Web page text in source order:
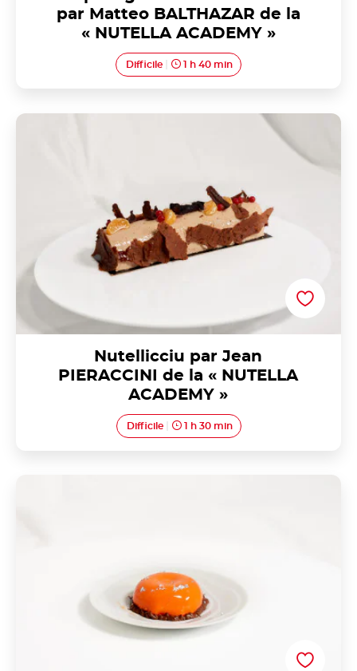
par Matteo BALTHAZAR de la
« NUTELLA ACADEMY »
Difficile 1 h 40 min
Nutellicciu par Jean PIERACCINI de la « NUTELLA
Nutellicciu par Jean
PIERACCINI de la « NUTELLA
ACADEMY »
Difficile 1 h 30 min